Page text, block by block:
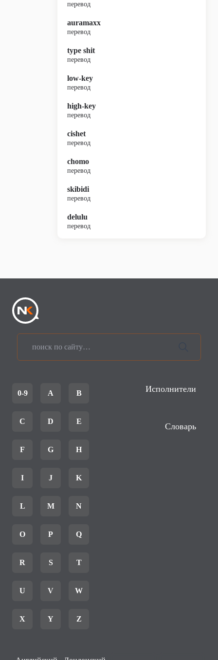
перевод
auramaxx
перевод
type shit
перевод
low-key
перевод
high-key
перевод
cishet
перевод
chomo
перевод
skibidi
перевод
delulu
перевод
0-9 A B
C D E
F G H
I J K
L M N
O P Q
R S T
U V W
X Y Z
Исполнители
Словарь